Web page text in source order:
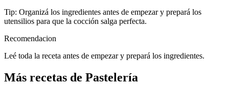
Tip: Organizá los ingredientes antes de empezar y prepará los
utensilios para que la cocción salga perfecta.
Recomendacion
Leé toda la receta antes de empezar y prepará los ingredientes.
Más recetas de Pastelería